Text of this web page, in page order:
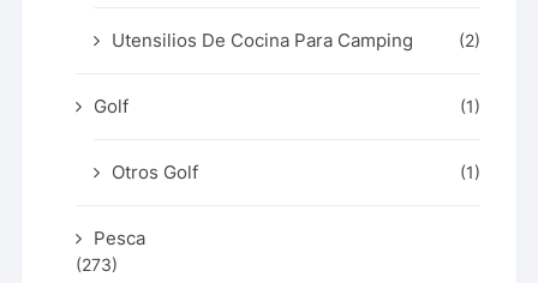
Utensilios De Cocina Para Camping (2)
Golf (1)
Otros Golf (1)
Pesca
(273)